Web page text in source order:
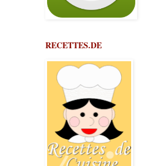
RECETTES.DE